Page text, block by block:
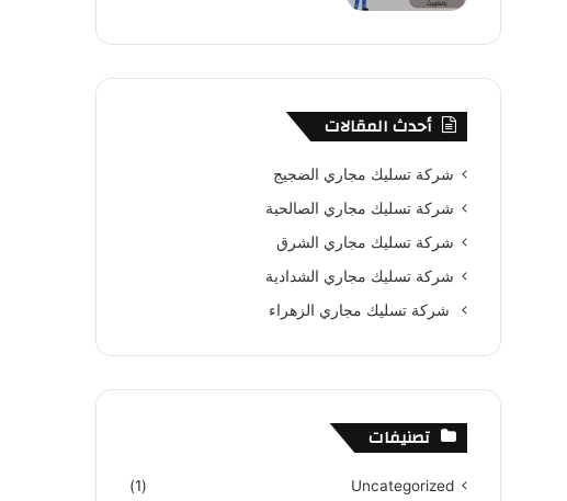
أحدث المقالات
شركة تسليك مجاري الضجيج
شركة تسليك مجاري الصالحية
شركة تسليك مجاري الشرق
شركة تسليك مجاري الشدادية
شركة تسليك مجاري الزهراء
تصنيفات
Uncategorized
(1)